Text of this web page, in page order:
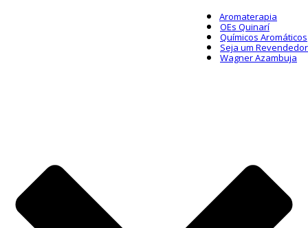
Aromaterapia
OEs Quinarí
Químicos Aromáticos
Seja um Revendedor
Wagner Azambuja